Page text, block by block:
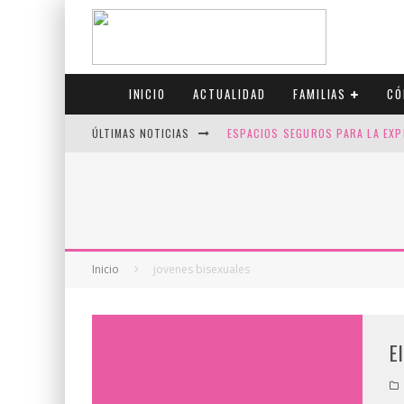
INICIO ACTUALIDAD FAMILIAS
ÚLTIMAS NOTICIAS ESPACIOS SEGUROS PARA LA
CANADÁ CELEBRA EL ORGULLO
Inicio jovenes bisexuales